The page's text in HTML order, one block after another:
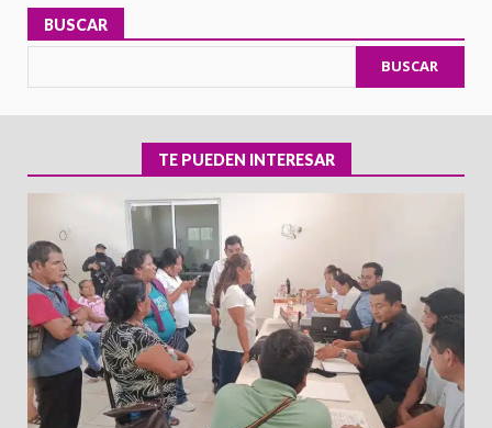
BUSCAR
BUSCAR
TE PUEDEN INTERESAR